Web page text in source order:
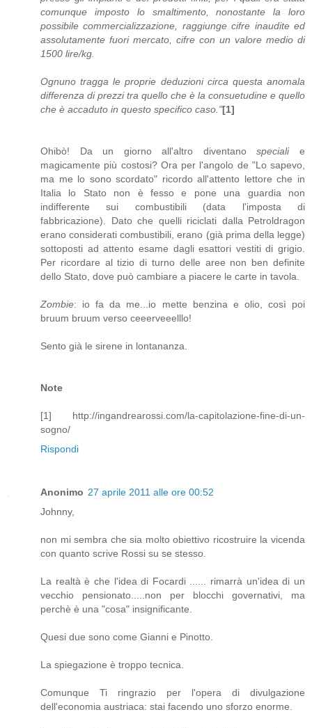
comunque imposto lo smaltimento, nonostante la loro
possibile commercializzazione, raggiunge cifre inaudite ed
assolutamente fuori mercato, cifre con un valore medio di
1500 lire/kg.
Ognuno tragga le proprie deduzioni circa questa anomala
differenza di prezzi tra quello che è la consuetudine e quello
che è accaduto in questo specifico caso."[1]
Ohibò! Da un giorno all'altro diventanospecialie
magicamente più costosi? Ora per l'angolo de "Lo sapevo,
ma me lo sono scordato" ricordo all'attento lettore che in
Italia lo Stato non è fesso e pone una guardia non
indifferente sui combustibili (data l'imposta di
fabbricazione). Dato che quelli riciclati dalla Petroldragon
erano considerati combustibili, erano (già prima della legge)
sottoposti ad attento esame dagli esattori vestiti di grigio.
Per ricordare al tizio di turno delle aree non ben definite
dello Stato, dove può cambiare a piacere le carte in tavola.
Zombie: io fa da me...io mette benzina e olio, così poi
bruum bruum verso ceeerveeelllo!
Sento già le sirene in lontananza.
Note
[1] http://ingandrearossi.com/la-capitolazione-fine-di-un-
sogno/
Rispondi
Anonimo 27 aprile 2011 alle ore 00:52
Johnny,
non mi sembra che sia molto obiettivo ricostruire la vicenda
con quanto scrive Rossi su se stesso.
La realtà è che l'idea di Focardi ...... rimarrà un'idea di un
vecchio pensionato.....non per blocchi governativi, ma
perchè è una "cosa" insignificante.
Quesi due sono come Gianni e Pinotto.
La spiegazione è troppo tecnica.
Comunque Ti ringrazio per l'opera di divulgazione
dell'economia austriaca: stai facendo uno sforzo enorme.